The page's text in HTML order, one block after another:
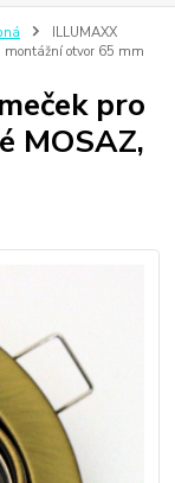
ILLUMAXX
montážní otvor 65 mm
pro
MOSAZ,